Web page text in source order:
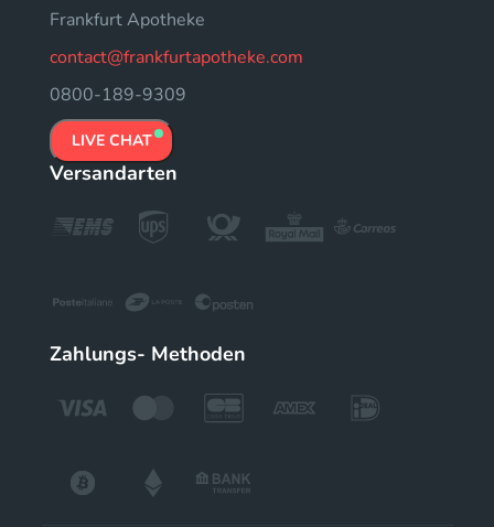
Frankfurt Apotheke
contact@frankfurtapotheke.com
0800-189-9309
LIVE CHAT
Versandarten
Zahlungs- Methoden